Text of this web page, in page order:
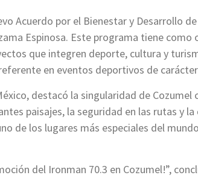
Acuerdo por el Bienestar y Desarrollo
Espinosa. Este programa tiene
que integren deporte, cultura y
en eventos deportivos de
destacó la singularidad de Cozumel
paisajes, la seguridad en las rutas y la
de los lugares más especiales del
del Ironman 70.3 en Cozumel!”,